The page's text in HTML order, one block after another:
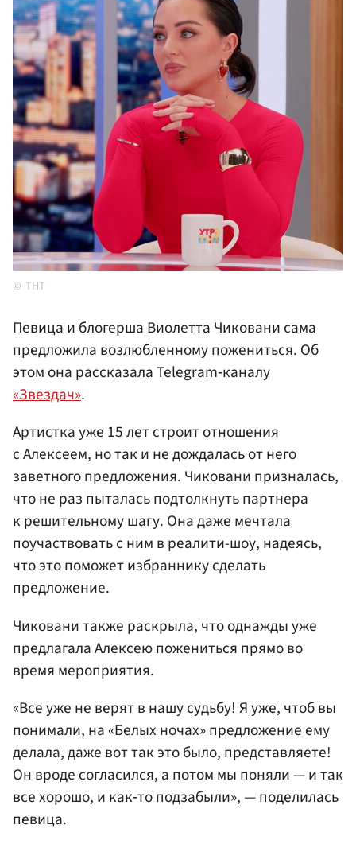
ТНТ
Певица и блогерша Виолетта Чиковани сама
предложила возлюбленному пожениться. Об
этом она рассказала Telegram‑каналу
«Звездач».
Артистка уже 15 лет строит отношения
с Алексеем, но так и не дождалась от него
заветного предложения. Чиковани призналась,
что не раз пыталась подтолкнуть партнера
к решительному шагу. Она даже мечтала
поучаствовать с ним в реалити-шоу, надеясь,
что это поможет избраннику сделать
предложение.
Чиковани также раскрыла, что однажды уже
предлагала Алексею пожениться прямо во
время мероприятия.
«Все уже не верят в нашу судьбу! Я уже, чтоб вы
понимали, на «Белых ночах» предложение ему
делала, даже вот так это было, представляете!
Он вроде согласился, а потом мы поняли — и так
все хорошо, и как‑то подзабыли», — поделилась
певица.